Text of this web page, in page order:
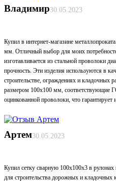
Владимир30.05.2023
Купил в интернет-магазине
мм. Отличный выбор для моих
изготавливается из стальной проволоки
прочность. Эти изделия используются в
строительстве, ограждениях и кладочных
размером 100х100 мм, соответствующие
оцинкованной проволоки, что гарантирует
Артем30.05.2023
Купил сетку сварную 100х100х3 в
для строительства дорожных и кладочных